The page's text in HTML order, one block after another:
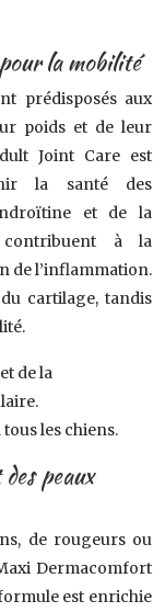
la mobilité
prédisposés aux
poids et de leur
Joint Care est
la santé des
et de la
contribuent à la
de l’inflammation.
cartilage, tandis
de la
les chiens.
peaux
de rougeurs ou
Dermacomfort
est enrichie